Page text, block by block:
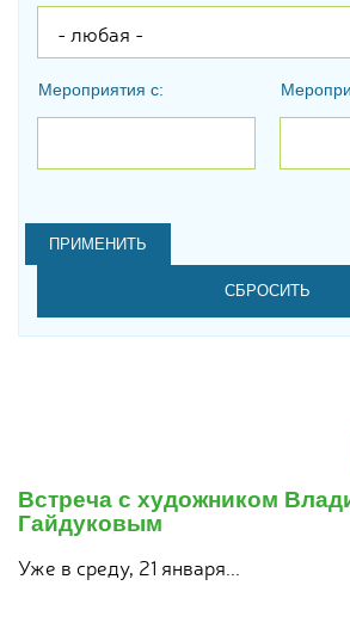
Мероприятия с:
Встреча с художником
Гайдуковым
Уже в среду, 21 января...